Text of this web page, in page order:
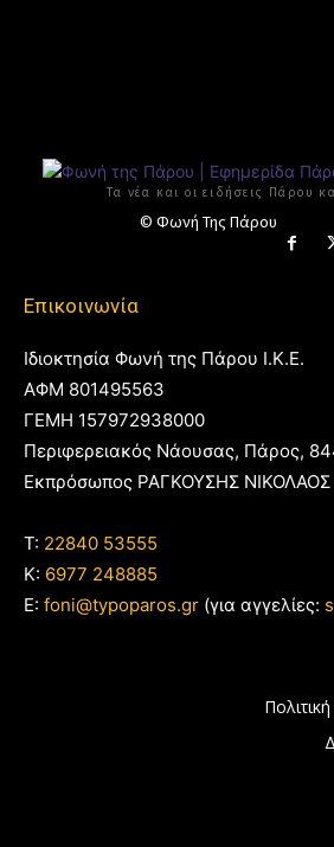
Τα νέα και οι ειδήσεις Πάρου
© Φωνή Της Πάρου
Επικοινωνία
Ιδιοκτησία Φωνή της Πάρου Ι.Κ.Ε.
ΑΦΜ 801495563
ΓΕΜΗ 157972938000
Περιφερειακός Νάουσας, Πάρος,
Εκπρόσωπος ΡΑΓΚΟΥΣΗΣ ΝΙΚΟΛΑΟΣ
T: 22840 53555
Κ: 6977 248885
E: foni@typoparos.gr (για αγγελίες: